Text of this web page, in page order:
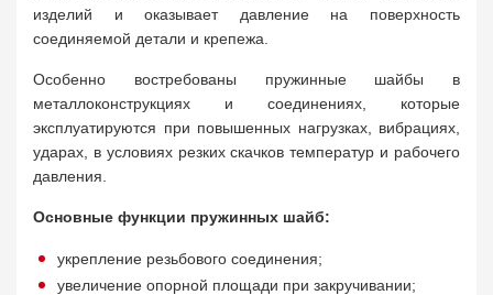
изделий и оказывает давление на поверхность
соединяемой детали и крепежа.
Особенно востребованы пружинные шайбы в
металлоконструкциях и соединениях, которые
эксплуатируются при повышенных нагрузках, вибрациях,
ударах, в условиях резких скачков температур и рабочего
давления.
Основные функции пружинных шайб:
укрепление резьбового соединения;
увеличение опорной площади при закручивании;